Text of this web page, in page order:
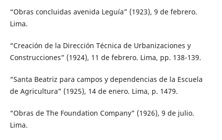
“Obras concluidas avenida Leguía” (1923), 9 de febrero.
Lima.
“Creación de la Dirección Técnica de Urbanizaciones y
Construcciones” (1924), 11 de febrero. Lima, pp. 138-139.
“Santa Beatriz para campos y dependencias de la Escuela
de Agricultura” (1925), 14 de enero. Lima, p. 1479.
“Obras de The Foundation Company” (1926), 9 de julio.
Lima.